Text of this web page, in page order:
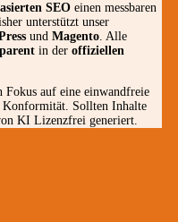
SEO einen messbaren
unterstützt unser
und Magento. Alle
in der offiziellen
Fokus auf eine einwandfreie
Sollten Inhalte
KI Lizenzfrei generiert.